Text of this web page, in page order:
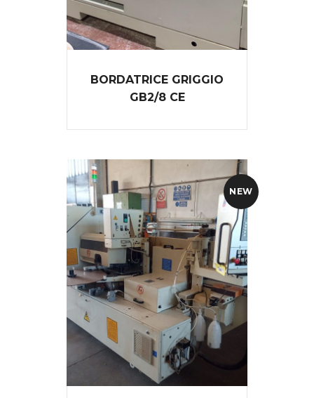
BORDATRICE GRIGGIO
GB2/8 CE
NEW